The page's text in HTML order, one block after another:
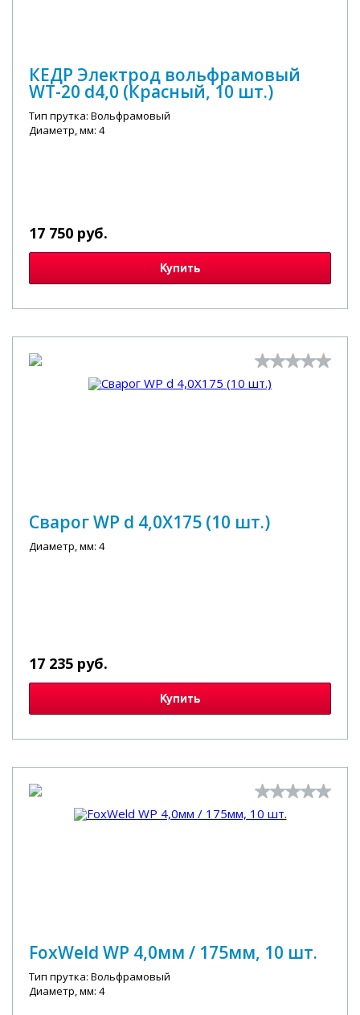
КЕДР Электрод вольфрамовый
WT-20 d4,0 (Красный, 10 шт.)
Тип прутка: Вольфрамовый
Диаметр, мм: 4
17 750 руб.
Купить
Сварог WP d 4,0X175 (10 шт.)
Диаметр, мм: 4
17 235 руб.
Купить
FoxWeld WP 4,0мм / 175мм, 10 шт.
Тип прутка: Вольфрамовый
Диаметр, мм: 4